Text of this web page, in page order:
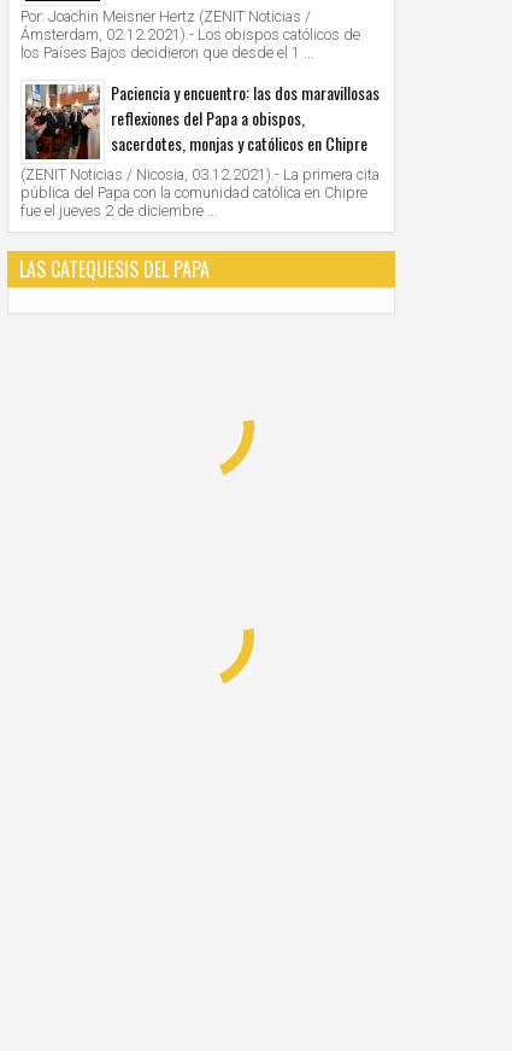
Por: Joachin Meisner Hertz (ZENIT Noticias /
Ámsterdam, 02.12.2021).- Los obispos católicos de
los Países Bajos decidieron que desde el 1 ...
Paciencia y encuentro: las dos maravillosas
reflexiones del Papa a obispos,
sacerdotes, monjas y católicos en Chipre
(ZENIT Noticias / Nicosia, 03.12.2021).- La primera cita
pública del Papa con la comunidad católica en Chipre
fue el jueves 2 de diciembre ...
LAS CATEQUESIS DEL PAPA